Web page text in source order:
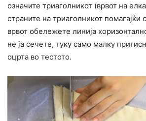
означите триаголникот (врвот на
страните на триаголникот помагајќи
врвот обележете линија
не ја сечете, туку само малку
оцрта во тестото.